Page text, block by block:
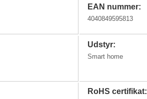
EAN nummer:
4040849595813
Udstyr:
Smart home
RoHS certifikat: